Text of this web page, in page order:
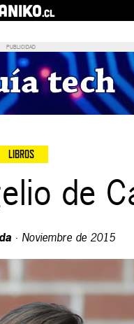
.cl
PUBLICIDAD
LIBROS
de
· Noviembre de 2015